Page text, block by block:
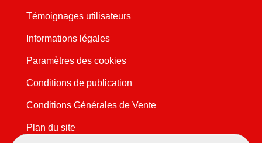
Témoignages utilisateurs
Informations légales
Paramètres des cookies
Conditions de publication
Conditions Générales de Vente
Plan du site